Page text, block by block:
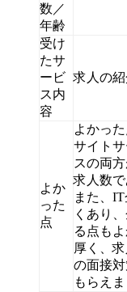
数／
年齢
受け
たサ
ービ
ス内
容
求人の
よか
った
点
よかっ
サイト
スの両
求人数で
また、
くあり
る点も
厚く、
の面接
もらえま